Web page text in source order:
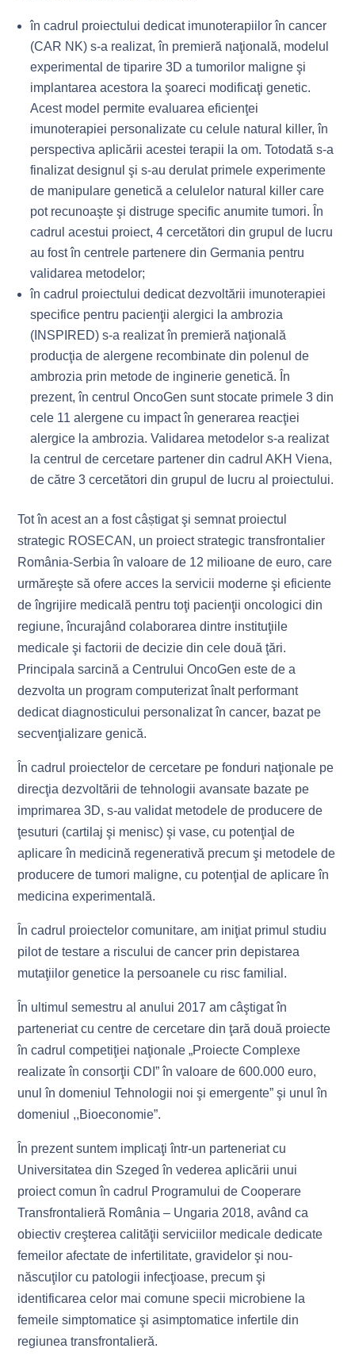
în cadrul proiectului dedicat imunoterapiilor în cancer
(CAR NK) s-a realizat, în premieră naţională, modelul
experimental de tiparire 3D a tumorilor maligne şi
implantarea acestora la şoareci modificaţi genetic.
Acest model permite evaluarea eficienţei
imunoterapiei personalizate cu celule natural killer, în
perspectiva aplicării acestei terapii la om. Totodată s-a
finalizat designul şi s-au derulat primele experimente
de manipulare genetică a celulelor natural killer care
pot recunoaşte şi distruge specific anumite tumori. În
cadrul acestui proiect, 4 cercetători din grupul de lucru
au fost în centrele partenere din Germania pentru
validarea metodelor;
în cadrul proiectului dedicat dezvoltării imunoterapiei
specifice pentru pacienţii alergici la ambrozia
(INSPIRED) s-a realizat în premieră naţională
producţia de alergene recombinate din polenul de
ambrozia prin metode de inginerie genetică. În
prezent, în centrul OncoGen sunt stocate primele 3 din
cele 11 alergene cu impact în generarea reacţiei
alergice la ambrozia. Validarea metodelor s-a realizat
la centrul de cercetare partener din cadrul AKH Viena,
de către 3 cercetători din grupul de lucru al proiectului.
Tot în acest an a fost câștigat şi semnat proiectul
strategic ROSECAN, un proiect strategic transfrontalier
România-Serbia în valoare de 12 milioane de euro, care
urmăreşte să ofere acces la servicii moderne şi eficiente
de îngrijire medicală pentru toţi pacienţii oncologici din
regiune, încurajând colaborarea dintre instituţiile
medicale şi factorii de decizie din cele două ţări.
Principala sarcină a Centrului OncoGen este de a
dezvolta un program computerizat înalt performant
dedicat diagnosticului personalizat în cancer, bazat pe
secvenţializare genică.
În cadrul proiectelor de cercetare pe fonduri naţionale pe
direcţia dezvoltării de tehnologii avansate bazate pe
imprimarea 3D, s-au validat metodele de producere de
ţesuturi (cartilaj şi menisc) şi vase, cu potenţial de
aplicare în medicină regenerativă precum şi metodele de
producere de tumori maligne, cu potenţial de aplicare în
medicina experimentală.
În cadrul proiectelor comunitare, am iniţiat primul studiu
pilot de testare a riscului de cancer prin depistarea
mutaţiilor genetice la persoanele cu risc familial.
În ultimul semestru al anului 2017 am câştigat în
parteneriat cu centre de cercetare din ţară două proiecte
în cadrul competiţiei naţionale „Proiecte Complexe
realizate în consorţii CDI” în valoare de 600.000 euro,
unul în domeniul Tehnologii noi şi emergente” şi unul în
domeniul ,,Bioeconomie”.
În prezent suntem implicaţi într-un parteneriat cu
Universitatea din Szeged în vederea aplicării unui
proiect comun în cadrul Programului de Cooperare
Transfrontalieră România – Ungaria 2018, având ca
obiectiv creşterea calităţii serviciilor medicale dedicate
femeilor afectate de infertilitate, gravidelor şi nou-
născuţilor cu patologii infecţioase, precum şi
identificarea celor mai comune specii microbiene la
femeile simptomatice şi asimptomatice infertile din
regiunea transfrontalieră.